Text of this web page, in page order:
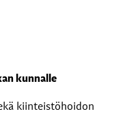
kunnalle
kiinteistöhoidon